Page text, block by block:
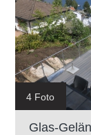
4 Foto
Glas-